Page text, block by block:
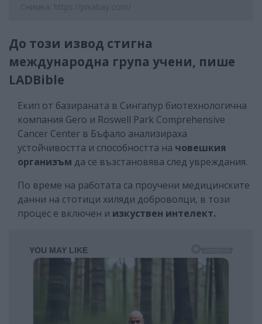
Снимка: https://pixabay.com/
До този извод стигна
международна група учени, пише
LADBible
Екип от базираната в Сингапур биотехнологична
компания Gero и Roswell Park Comprehensive
Cancer Center в Бъфало анализираха
устойчивостта и способността на човешкия
организъм да се възстановява след увреждания.
По време на работата са проучени медицинските
данни на стотици хиляди доброволци, в този
процес е включен и изкуствен интелект.